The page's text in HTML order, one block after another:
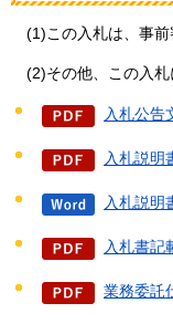
(1)この入札は、事前
(2)その他、この入札
入札公告
入札説明
入札説明
入札書記
業務委託